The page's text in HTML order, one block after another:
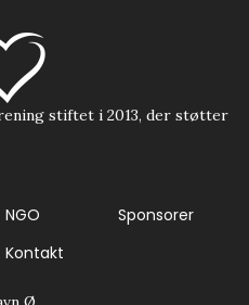
stiftet i 2013, der støtter
NGO
Sponsorer
Kontakt